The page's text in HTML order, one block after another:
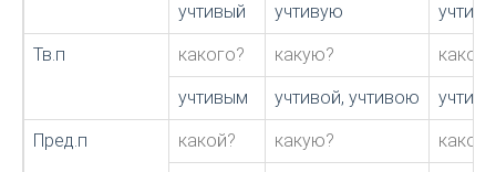
учтивый учтивую
Тв.п какого? какую?
учтивым учтивой, учтивою
Пред.п какой? какую? какое?